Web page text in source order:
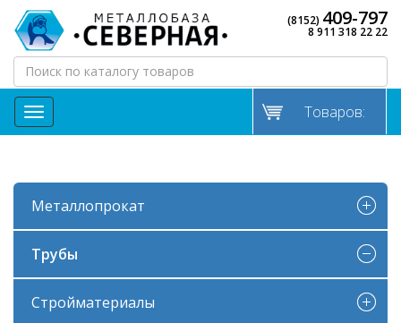
(8152) 409-797
8 911 318 22 22
МЕНЮ Товаров:
Металлопрокат
Трубы
Стройматериалы